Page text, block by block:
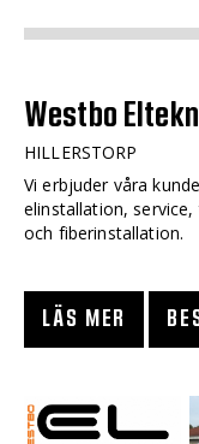
Westbo
HILLERSTORP
Vi erbjuder våra
elinstallation,
och fiberinstallation.
LÄS MER